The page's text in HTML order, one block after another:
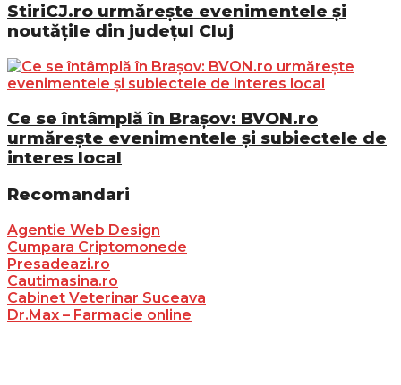
StiriCJ.ro urmărește evenimentele și
noutățile din județul Cluj
Ce se întâmplă în Brașov: BVON.ro
urmărește evenimentele și subiectele de
interes local
Recomandari
Agentie Web Design
Cumpara Criptomonede
Presadeazi.ro
Cautimasina.ro
Cabinet Veterinar Suceava
Dr.Max – Farmacie online